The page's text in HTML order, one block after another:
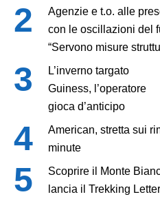
Agenzie e t.o. alle
con le oscillazioni del
“Servono misure
L’inverno targato
Guiness, l’operatore
gioca d’anticipo
American, stretta sui
minute
Scoprire il Monte
lancia il Trekking